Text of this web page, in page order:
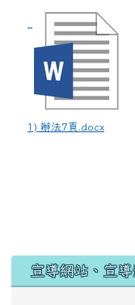
1) 辦法7頁.docx
宣導網站、宣導